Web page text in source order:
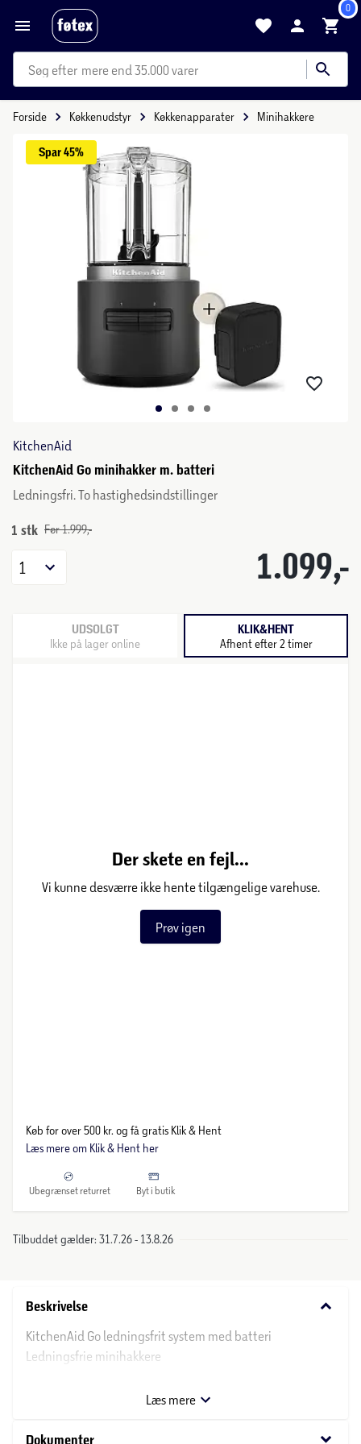
0
mere end 35.000 varer
Forside Køkkenudstyr Køkkenapparater Minihakkere
Spar 45%
KitchenAid
KitchenAid Go minihakker m. batteri
Ledningsfri. To hastighedsindstillinger
1 stk Før 1.999,-
1.099,-
1
UDSOLGT
Ikke på lager online
KLIK&HENT
Afhent efter 2 timer
Der skete en fejl...
Vi kunne desværre ikke hente tilgængelige varehuse.
Prøv igen
Køb for over 500 kr. og få gratis Klik & Hent
Læs mere om Klik & Hent her
Ubegrænset returret Byt i butik
Tilbuddet gælder: 31.7.26 - 13.8.26
Beskrivelse keyboard_arrow_down
KitchenAid Go ledningsfrit system med batteri
Ledningsfrie minihakkere
To hastighedsindstillinger
Læs mere
Dokumenter keyboard_arrow_down